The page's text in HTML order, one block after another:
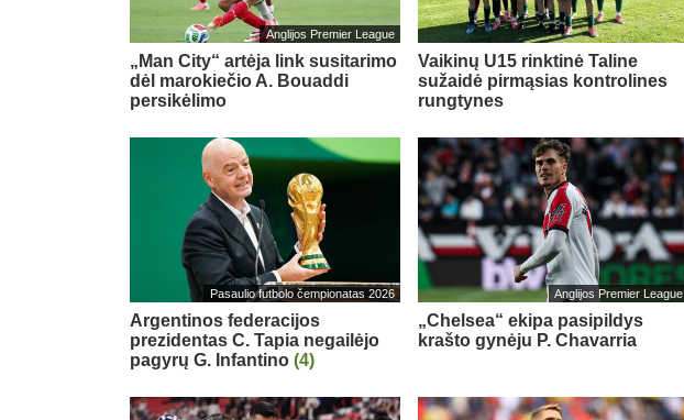
Anglijos Premier League
„Man City“ artėja link susitarimo
dėl marokiečio A. Bouaddi
persikėlimo
Vaikinų U15 rinktinė Taline
sužaidė pirmąsias kontrolines
rungtynes
Pasaulio futbolo čempionatas 2026
Argentinos federacijos
prezidentas C. Tapia negailėjo
pagyrų G. Infantino (4)
Anglijos Premier League
„Chelsea“ ekipa pasipildys
krašto gynėju P. Chavarria